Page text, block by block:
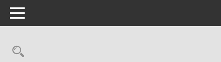
Toggle navigation
Rechercheauswahl